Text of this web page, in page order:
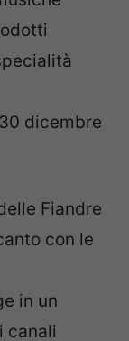
dicembre
Fiandre
con le
in un
canali